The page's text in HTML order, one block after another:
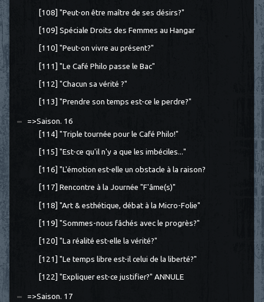
[108] "Peut-on être maître de ses désirs?"
[109] Spéciale Droits des Femmes au Hangar
[110] "Peut-on vivre au présent?"
[111] "Le Café Philo passe le Bac"
[112] "Chacun sa vérité ?"
[113] "Prendre son temps est-ce le perdre?"
=>Saison. 16
[114] "Triple tournée pour le Café Philo!"
[115] "Est-ce qu'il n'y a que les imbéciles..."
[116] "L'émotion est-elle un obstacle à la raison?
[117] Rencontre à la Journée "F'âme(s)"
[118] "Art & esthétique, débat à la Micro-Folie"
[119] "Sommes-nous fâchés avec le progrès?"
[120] "La réalité est-elle la vérité?"
[121] "Le temps libre est-il celui de la liberté?"
[122] "Expliquer est-ce justifier?" ANNULE
=>Saison. 17